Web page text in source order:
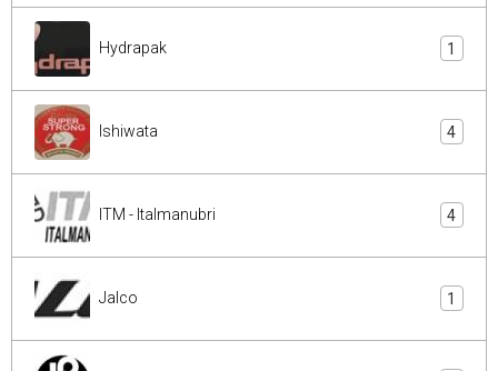
Hydrapak 1
Ishiwata 4
ITM - Italmanubri 4
Jalco 1